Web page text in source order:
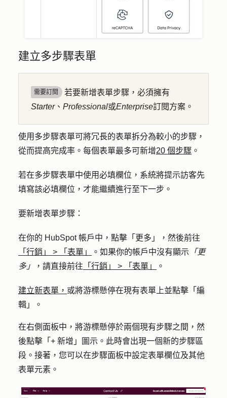
建立多步驟表單
需要訂閱
若要新增表單步驟，必須擁有
Starter、 Professional或Enterprise訂閱方案。
使用多步驟表單可將冗長的表單拆分為較小的步驟，
從而提高完成率。每個表單最多可新增20 個步驟 。
若在多步驟表單中使用必填欄位，系統將提示訪客先
填寫該必填欄位，才能繼續進行至下一步。
要新增表單步驟：
在你的 HubSpot 帳戶中，點擊 「更多」
，然後前往
「行銷」
> 「表單」 。如果你的帳戶中沒有顯示 「更
多」
，請直接前往 「行銷」 > 「表單」 。
建立新表單， 或將游標懸停在現有表單上並點擊「 編
輯」。
在右側面板中，將游標懸停於兩個現有步驟之間，然
後點擊「 + 新增 」 圖示 。此時會出現一個新的步驟區
段。接著，您可以在步驟面板中設定表單欄位及其他
表單元素。